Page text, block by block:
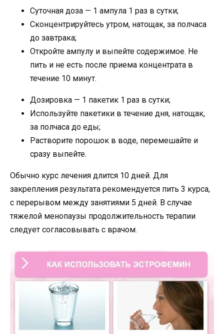
Суточная доза — 1 ампула 1 раз в сутки;
Сконцентрируйтесь утром, натощак, за полчаса
до завтрака;
Откройте ампулу и выпейте содержимое. Не
пить и не есть после приема концентрата в
течение 10 минут.
Дозировка — 1 пакетик 1 раз в сутки;
Используйте пакетики в течение дня, натощак,
за полчаса до еды;
Растворите порошок в воде, перемешайте и
сразу выпейте.
Обычно курс лечения длится 10 дней. Для
закрепления результата рекомендуется пить 3 курса,
с перерывом между занятиями 5 дней. В случае
тяжелой менопаузы продолжительность терапии
следует согласовывать с врачом.